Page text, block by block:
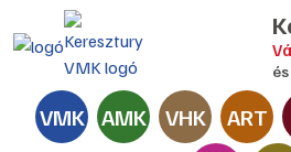
VMK AMK VHK ART